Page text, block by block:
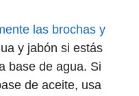
las brochas y
y jabón si estás
base de agua. Si
de aceite, usa